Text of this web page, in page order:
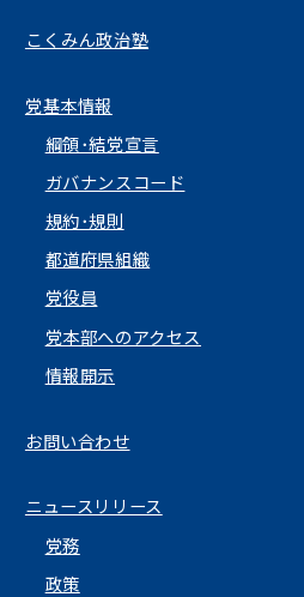
こくみん政治塾
党基本情報
綱領･結党宣言
ガバナンスコード
規約･規則
都道府県組織
党役員
党本部へのアクセス
情報開示
お問い合わせ
ニュースリリース
党務
政策